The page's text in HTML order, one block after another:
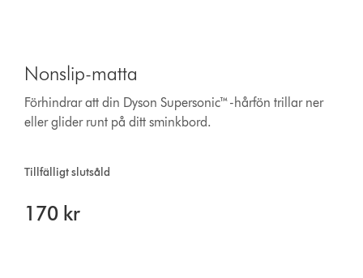
Nonslip-matta
Förhindrar att din Dyson Supersonic™-hårfön trillar ner
eller glider runt på ditt sminkbord.
Tillfälligt slutsåld
170 kr